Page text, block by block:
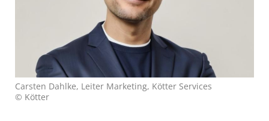
Carsten Dahlke, Leiter Marketing, Kötter Services
© Kötter